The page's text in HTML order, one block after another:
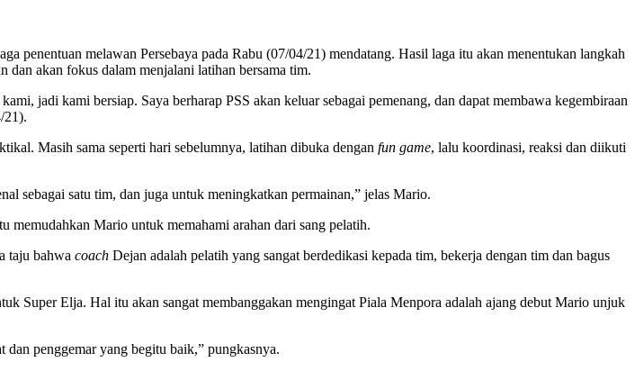
penentuan melawan Persebaya pada Rabu (07/04/21) mendatang. Hasil laga itu akan menentukan langkah
dan akan fokus dalam menjalani latihan bersama tim.
jadi kami bersiap. Saya berharap PSS akan keluar sebagai pemenang, dan dapat membawa kegembiraan
21).
Masih sama seperti hari sebelumnya, latihan dibuka dengan fun game, lalu koordinasi, reaksi dan diikuti
sebagai satu tim, dan juga untuk meningkatkan permainan,” jelas Mario.
memudahkan Mario untuk memahami arahan dari sang pelatih.
taju bahwa coach Dejan adalah pelatih yang sangat berdedikasi kepada tim, bekerja dengan tim dan bagus
Super Elja. Hal itu akan sangat membanggakan mengingat Piala Menpora adalah ajang debut Mario unjuk
penggemar yang begitu baik,” pungkasnya.